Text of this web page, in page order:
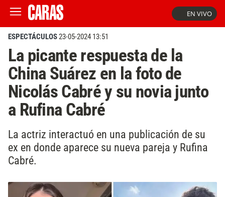
EN VIVO
ESPECTÁCULOS23-05-2024 13:51
La picante respuesta de la
China Suárez en la foto de
Nicolás Cabré y su novia junto
a Rufina Cabré
La actriz interactuó en una publicación de su
ex en donde aparece su nueva pareja y Rufina
Cabré.